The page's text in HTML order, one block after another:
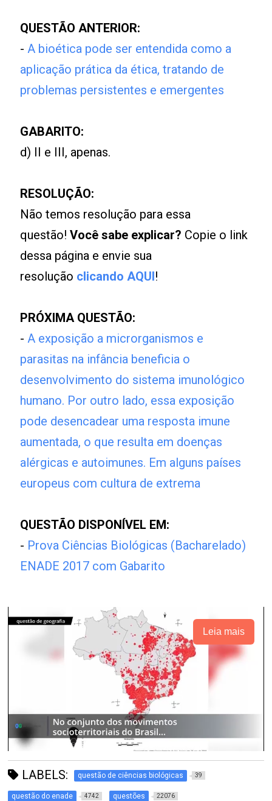
QUESTÃO ANTERIOR:
-A bioética pode ser entendida como a
aplicação prática da ética, tratando de
problemas persistentes e emergentes
GABARITO:
d) II e III, apenas.
RESOLUÇÃO:
Não temos resolução para essa
questão!Você sabe explicar? Copie o link
dessa página e envie sua
resolução clicando AQUI!
PRÓXIMA QUESTÃO:
-A exposição a microrganismos e
parasitas na infância beneficia o
desenvolvimento do sistema imunológico
humano. Por outro lado, essa exposição
pode desencadear uma resposta imune
aumentada, o que resulta em doenças
alérgicas e autoimunes. Em alguns países
europeus com cultura de extrema
QUESTÃO DISPONÍVEL EM:
- Prova Ciências Biológicas (Bacharelado)
ENADE 2017 com Gabarito
Leia mais
LABELS: questão de ciências biológicas 39
questão do enade 4742 questões 22076